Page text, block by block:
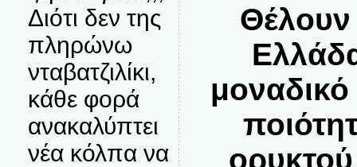
Διότι δεν της
πληρώνω
νταβατζιλίκι,
κάθε φορά
ανακαλύπτει
νέα κόλπα να
Θέλουν